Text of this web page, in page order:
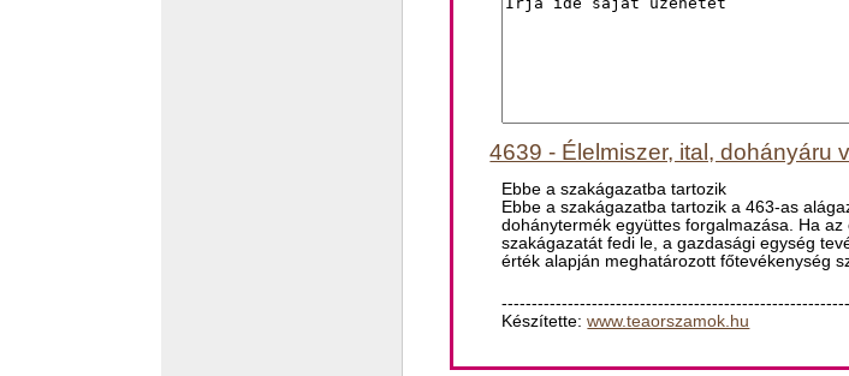
4639 - Élelmiszer, ital, dohányáru
Ebbe a szakágazatba tartozik
Ebbe a szakágazatba tartozik a 463-as
dohánytermék együttes forgalmazása. Ha
szakágazatát fedi le, a gazdasági egység
érték alapján meghatározott főtevékenység
Készítette:www.teaorszamok.hu